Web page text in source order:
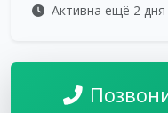
Активна ещё 2 дня